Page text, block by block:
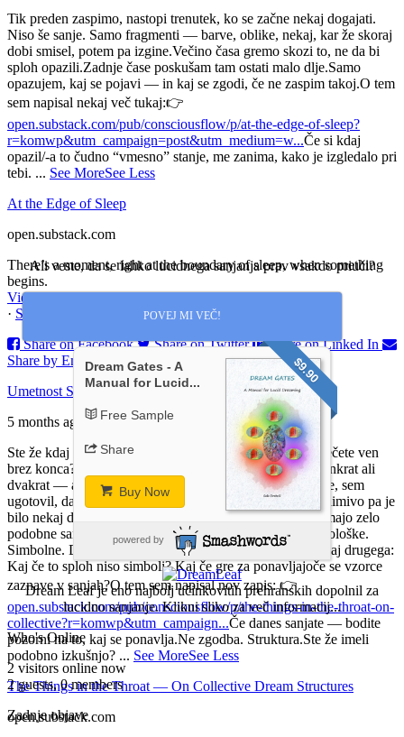
Tik preden zaspimo, nastopi trenutek, ko se začne nekaj dogajati.
Niso še sanje. Samo fragmenti — barve, oblike, nekaj, kar že skoraj
dobi smisel, potem pa izgine.Večino časa gremo skozi to, ne da bi
sploh opazili.Zadnje čase poskušam tam ostati malo dlje.Samo
opazujem, kaj se pojavi — in kaj se zgodi, če ne zaspim takoj.O tem
sem napisal nekaj več tukaj:👉
open.substack.com/pub/consciousflow/p/at-the-edge-of-sleep?
r=komwp&utm_campaign=post&utm_medium=w...Če si kdaj
opazil/-a to čudno “vmesno” stanje, me zanima, kako je izgledalo pri
tebi. ... See MoreSee Less
At the Edge of Sleep
open.substack.com
There’s a moment, right at the boundary of sleep, when something
begins.
View on Facebook
· Share
Share on Facebook
Share on Twitter
Share on Linked In
Share by Email
Umetnost Sanjanja
5 months ago
Ste že kdaj sanjali, da vam nekaj obtiči v grlu — in to vlečete ven
brez konca?
Jaz sem takšne sanje imel večkrat.Ne samo enkrat ali
dvakrat — ampak skozi leta.
Ko sem pogledal stare zapise, sem
ugotovil, da se isti motiv ponavlja že od 2007.Še bolj zanimivo pa je
bilo nekaj drugega: ko začneš raziskovati, ugotoviš, da imajo zelo
podobne sanje tudi drugi ljudje.Razlage so različne. Psihološke.
Simbolne. Duhovne.
Ampak mene je začelo zanimati nekaj drugega:
Kaj če to sploh niso simboli? Kaj če gre za ponavljajoče se vzorce
zaznave v sanjah?O tem sem napisal nov zapis: 👉
open.substack.com/pub/consciousflow/p/the-things-in-the-throat-on-
collective?r=komwp&utm_campaign...Če danes sanjate — bodite
pozorni na to, kaj se ponavlja.Ne zgodba. Struktura.Ste že imeli
podobno izkušnjo? ... See MoreSee Less
The Things in the Throat — On Collective Dream Structures
open.substack.com
Ali veste, da se lahko lucidnega sanjanja prav vsakdo priuči?
POVEJ MI VEČ!
$9.90
Dream Gates - A
Manual for Lucid...
Free Sample
Share
Buy Now
powered by
Dream Leaf je eno najbolj učinkovitih prehranskih dopolnil za
lucidno sanjanje. Klikni sliko za več informacij...
Who's Online
2 visitors online now
2 guests, 0 members
Zadnje objave